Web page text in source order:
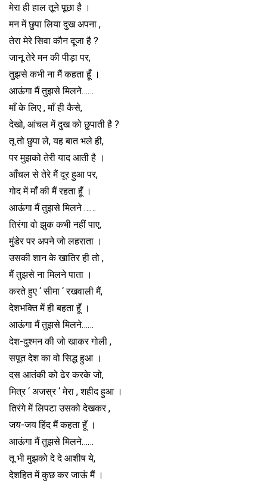
मेरा ही हाल तूने पूछा है ।
मन में छुपा लिया दुख अपना ,
तेरा मेरे सिवा कौन दूजा है ?
जानू तेरे मन की पीड़ा पर,
तुझसे कभी ना मैं कहता हूँ ।
आऊंगा मैं तुझसे मिलने……
माँ के लिए , माँ ही कैसे,
देखो, आंचल में दुख को छुपाती है ?
तू तो छुपा ले, यह बात भले ही,
पर मुझको तेरी याद आती है ।
आँचल से तेरे मैं दूर हुआ पर,
गोद में माँ की मैं रहता हूँ ।
आऊंगा मैं तुझसे मिलने ……
तिरंगा वो झुक कभी नहीं पाए,
मुंडेर पर अपने जो लहराता ।
उसकी शान के खातिर ही तो ,
मैं तुझसे ना मिलने पाता ।
करते हुए ‘ सीमा ‘ रखवाली मैं,
देशभक्ति में ही बहता हूँ ।
आऊंगा मैं तुझसे मिलने……
देश-दुश्मन की जो खाकर गोली ,
सपूत देश का वो सिद्ध हुआ ।
दस आतंकी को ढेर करके जो,
मित्र ‘ अजस्र ‘ मेरा , शहीद हुआ ।
तिरंगे में लिपटा उसको देखकर ,
जय-जय हिंद मैं कहता हूँ ।
आऊंगा मैं तुझसे मिलने……
तू भी मुझको दे दे आशीष ये,
देशहित में कुछ कर जाऊं मैं ।